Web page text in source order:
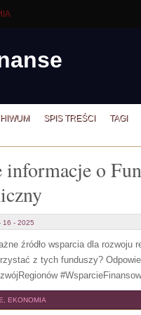
SPIS TREŚCI TAGI
informacje o
16 - 2025
źródło wsparcia dla
z tych funduszy?
EKONOMIA